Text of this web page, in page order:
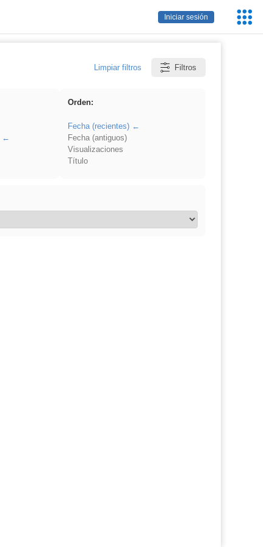
Iniciar sesión
Limpiar filtros Filtros
Orden:
Fecha (recientes)
Fecha (antiguos)
Visualizaciones
Título